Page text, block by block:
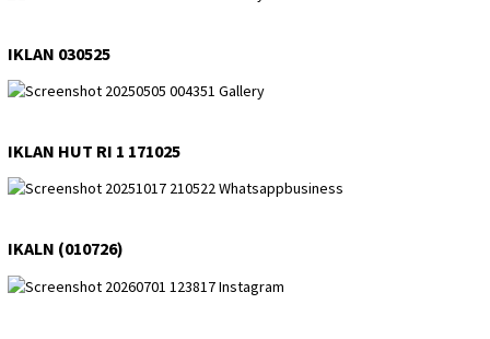
IKLAN 030525
IKLAN HUT RI 1 171025
IKALN (010726)